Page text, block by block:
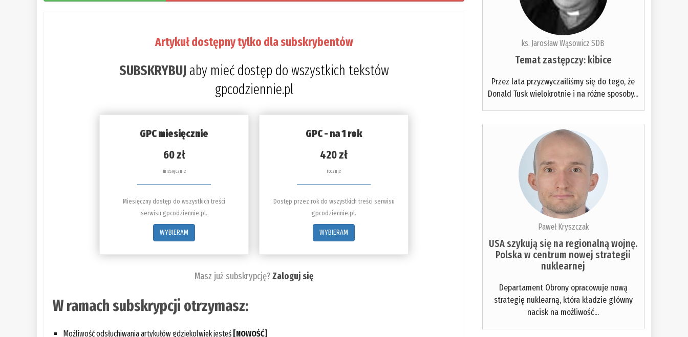
Artykuł dostępny tylko dla subskrybentów
SUBSKRYBUJaby mieć dostęp do wszystkich tekstów
gpcodziennie.pl
GPC miesięcznie
60 zł
miesięcznie
Miesięczny dostęp do wszystkich treści
serwisu gpcodziennie.pl.
WYBIERAM
GPC - na 1 rok
420 zł
rocznie
Dostęp przez rok do wszystkich treści serwisu
gpcodziennie.pl.
WYBIERAM
Masz już subskrypcję?Zaloguj się
W ramach subskrypcji otrzymasz:
Możliwość odsłuchiwania artykułów gdziekolwiek jesteś [NOWOŚĆ]
ks. Jarosław Wąsowicz SDB
Temat zastępczy: kibice
Przez lata przyzwyczailiśmy się do tego, że
Donald Tusk wielokrotnie i na różne sposoby...
Paweł Kryszczak
USA szykują się na regionalną wojnę.
Polska w centrum nowej strategii
nuklearnej
Departament Obrony opracowuje nową
strategię nuklearną, która kładzie główny
nacisk na możliwość...